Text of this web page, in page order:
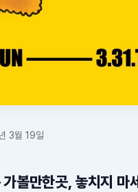
3월 19일
볼만한곳, 놓치지 마